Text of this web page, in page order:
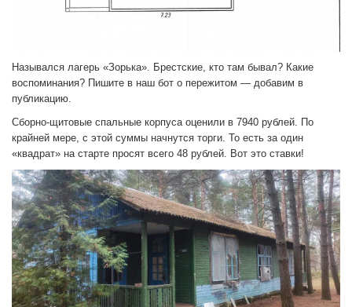
Назывался лагерь «Зорька». Брестские, кто там бывал? Какие
воспоминания? Пишите в наш бот о пережитом — добавим в
публикацию.
Сборно-щитовые спальные корпуса оценили в 7940 рублей. По
крайней мере, с этой суммы начнутся торги. То есть за один
«квадрат» на старте просят всего 48 рублей. Вот это ставки!